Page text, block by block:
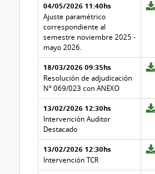
04/05/2026 11:40hs
Ajuste paramétrico
correspondiente al
semestre noviembre 2025 -
mayo 2026.
18/03/2026 09:35hs
Resolución de adjudicación
N° 069/023 con ANEXO
13/02/2026 12:30hs
Intervención Auditor
Destacado
13/02/2026 12:30hs
Intervención TCR